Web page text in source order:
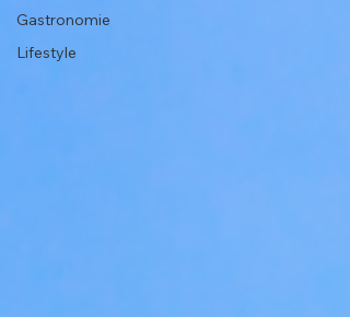
Gastronomie
Lifestyle